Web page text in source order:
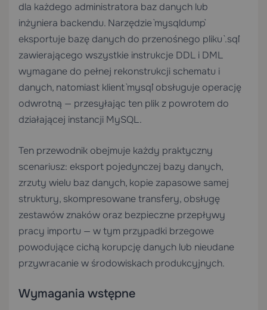
dla każdego administratora baz danych lub
inżyniera backendu. Narzędzie `mysqldump`
eksportuje bazę danych do przenośnego pliku `.sql`
zawierającego wszystkie instrukcje DDL i DML
wymagane do pełnej rekonstrukcji schematu i
danych, natomiast klient `mysql` obsługuje operację
odwrotną — przesyłając ten plik z powrotem do
działającej instancji MySQL.
Ten przewodnik obejmuje każdy praktyczny
scenariusz: eksport pojedynczej bazy danych,
zrzuty wielu baz danych, kopie zapasowe samej
struktury, skompresowane transfery, obsługę
zestawów znaków oraz bezpieczne przepływy
pracy importu — w tym przypadki brzegowe
powodujące cichą korupcję danych lub nieudane
przywracanie w środowiskach produkcyjnych.
Wymagania wstępne